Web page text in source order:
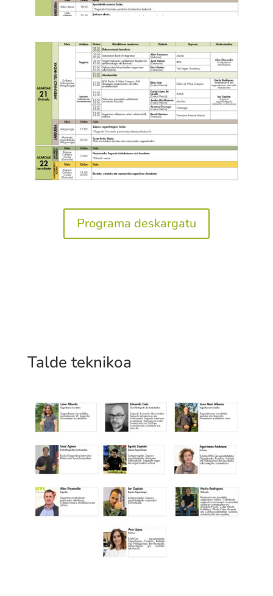
Programa deskargatu
Talde teknikoa